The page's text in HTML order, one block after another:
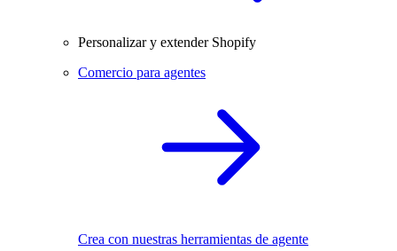
Personalizar y extender Shopify
Comercio para agentes
Crea con nuestras herramientas de agente